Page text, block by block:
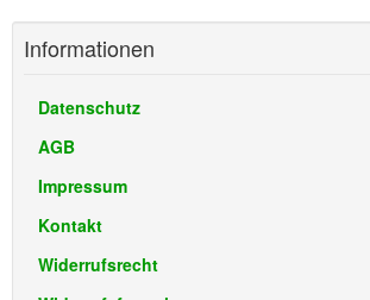
Informationen
Datenschutz
AGB
Impressum
Kontakt
Widerrufsrecht